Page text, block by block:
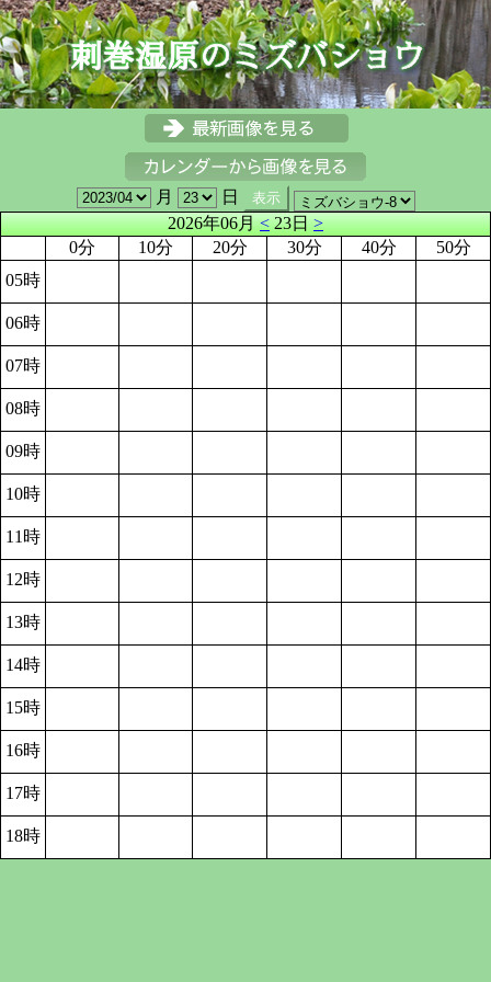
月
日
2026年06月<23日>
0分
10分 20分 30分 40分
50分
05時
06時
07時
08時
09時
10時
11時
12時
13時
14時
15時
16時
17時
18時